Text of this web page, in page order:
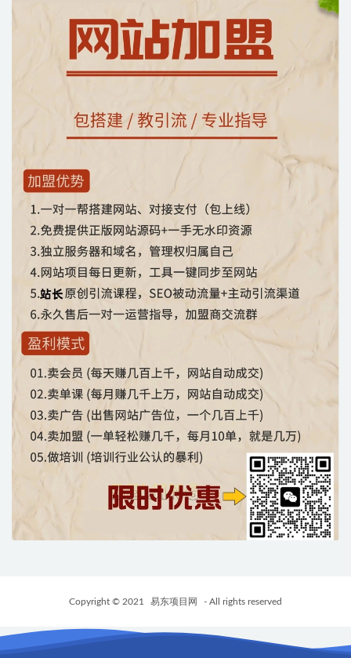
Copyright © 2021 易东项目网 - All rights reserved